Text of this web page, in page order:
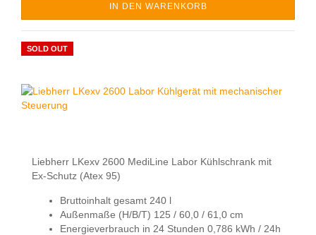
IN DEN WARENKORB
SOLD OUT
Liebherr LKexv 2600 MediLine Labor Kühlschrank mit
Ex-Schutz (Atex 95)
Bruttoinhalt gesamt 240 l
Außenmaße (H/B/T) 125 / 60,0 / 61,0 cm
Energieverbrauch in 24 Stunden 0,786 kWh / 24h